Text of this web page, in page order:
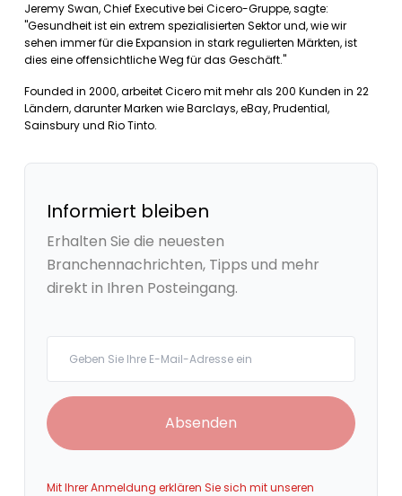
Jeremy Swan, Chief Executive bei Cicero-Gruppe, sagte:
"Gesundheit ist ein extrem spezialisierten Sektor und, wie wir
sehen immer für die Expansion in stark regulierten Märkten, ist
dies eine offensichtliche Weg für das Geschäft."
Founded in 2000, arbeitet Cicero mit mehr als 200 Kunden in 22
Ländern, darunter Marken wie Barclays, eBay, Prudential,
Sainsbury und Rio Tinto.
Informiert bleiben
Erhalten Sie die neuesten
Branchennachrichten, Tipps und mehr
direkt in Ihren Posteingang.
Absenden
Mit Ihrer Anmeldung erklären Sie sich mit unseren